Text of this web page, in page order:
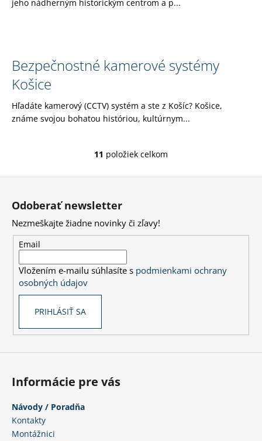
jeho nádherným historickým centrom a p...
Bezpečnostné kamerové systémy
Košice
Hľadáte kamerový (CCTV) systém a ste z Košíc? Košice,
známe svojou bohatou históriou, kultúrnym...
O
a
c
p
v
ý
11 položiek celkom
Z
Odoberať newsletter
Nezmeškajte žiadne novinky či zľavy!
Email
Vložením e-mailu súhlasíte s podmienkami ochrany
osobných údajov
PRIHLÁSIŤ SA
Informácie pre vás
Návody / Poradňa
Kontakty
Montážnici